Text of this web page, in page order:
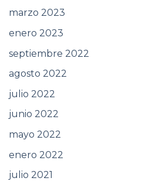
marzo 2023
enero 2023
septiembre 2022
agosto 2022
julio 2022
junio 2022
mayo 2022
enero 2022
julio 2021